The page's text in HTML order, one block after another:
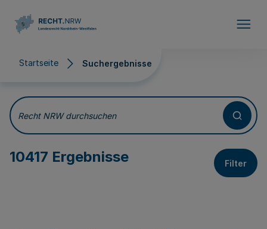
Startseite Suchergebnisse
Suchergebnisse
Recht NRW durchsuchen
10417 Ergebnisse Filter